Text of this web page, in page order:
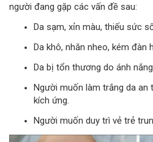
người đang gặp các vấn đề sau:
Da sạm, xỉn màu, thiếu sức
Da khô, nhăn nheo, kém đàn
Da bị tổn thương do ánh
Người muốn làm trắng da an
kích ứng.
Người muốn duy trì vẻ trẻ